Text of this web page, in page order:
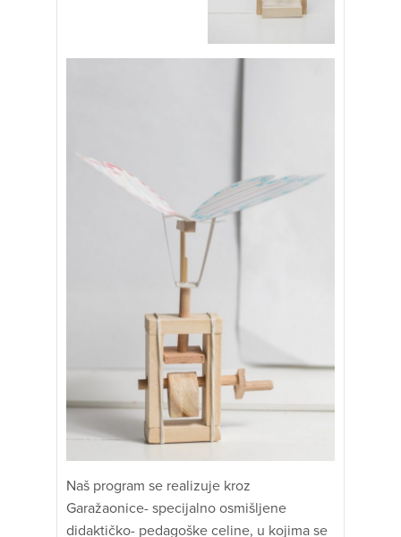
Naš program se realizuje kroz
Garažaonice- specijalno osmišljene
didaktičko- pedagoške celine, u kojima se